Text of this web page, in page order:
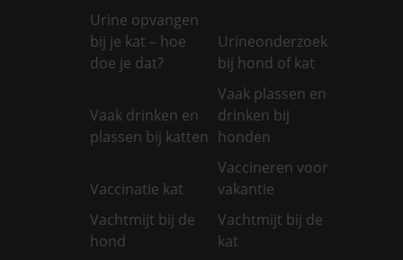
Urine opvangen
bij je kat – hoe
doe je dat?
Urineonderzoek
bij hond of kat
Vaak drinken en
plassen bij katten
Vaak plassen en
drinken bij
honden
Vaccinatie kat
Vaccineren voor
vakantie
Vachtmijt bij de
hond
Vachtmijt bij de
kat